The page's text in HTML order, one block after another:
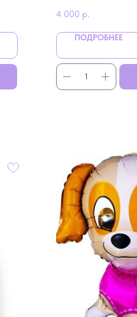
4 000 р.
ПОДРОБНЕЕ